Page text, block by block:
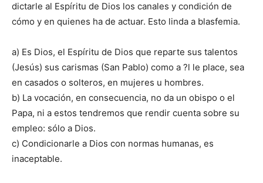
dictarle al Espíritu de Dios los canales y condición de
cómo y en quienes ha de actuar. Esto linda a blasfemia.
a) Es Dios, el Espíritu de Dios que reparte sus talentos
(Jesús) sus carismas (San Pablo) como a ?l le place, sea
en casados o solteros, en mujeres u hombres.
b) La vocación, en consecuencia, no da un obispo o el
Papa, ni a estos tendremos que rendir cuenta sobre su
empleo: sólo a Dios.
c) Condicionarle a Dios con normas humanas, es
inaceptable.